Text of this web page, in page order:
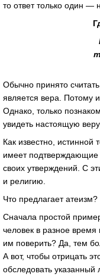
то ответ только один —
Обычно принято
является вера. Потому
Однако, только
увидеть настоящую
Как известно, истинной
имеет подтверждающие
своих утверждений. С
и религию.
Что предлагает атеизм?
Сначала простой
человек в разное
им поверить? Да, тем
А вот, чтобы отрицать
обследовать указанный